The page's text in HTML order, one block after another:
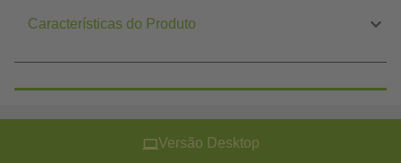
Características do Produto
Versão Desktop